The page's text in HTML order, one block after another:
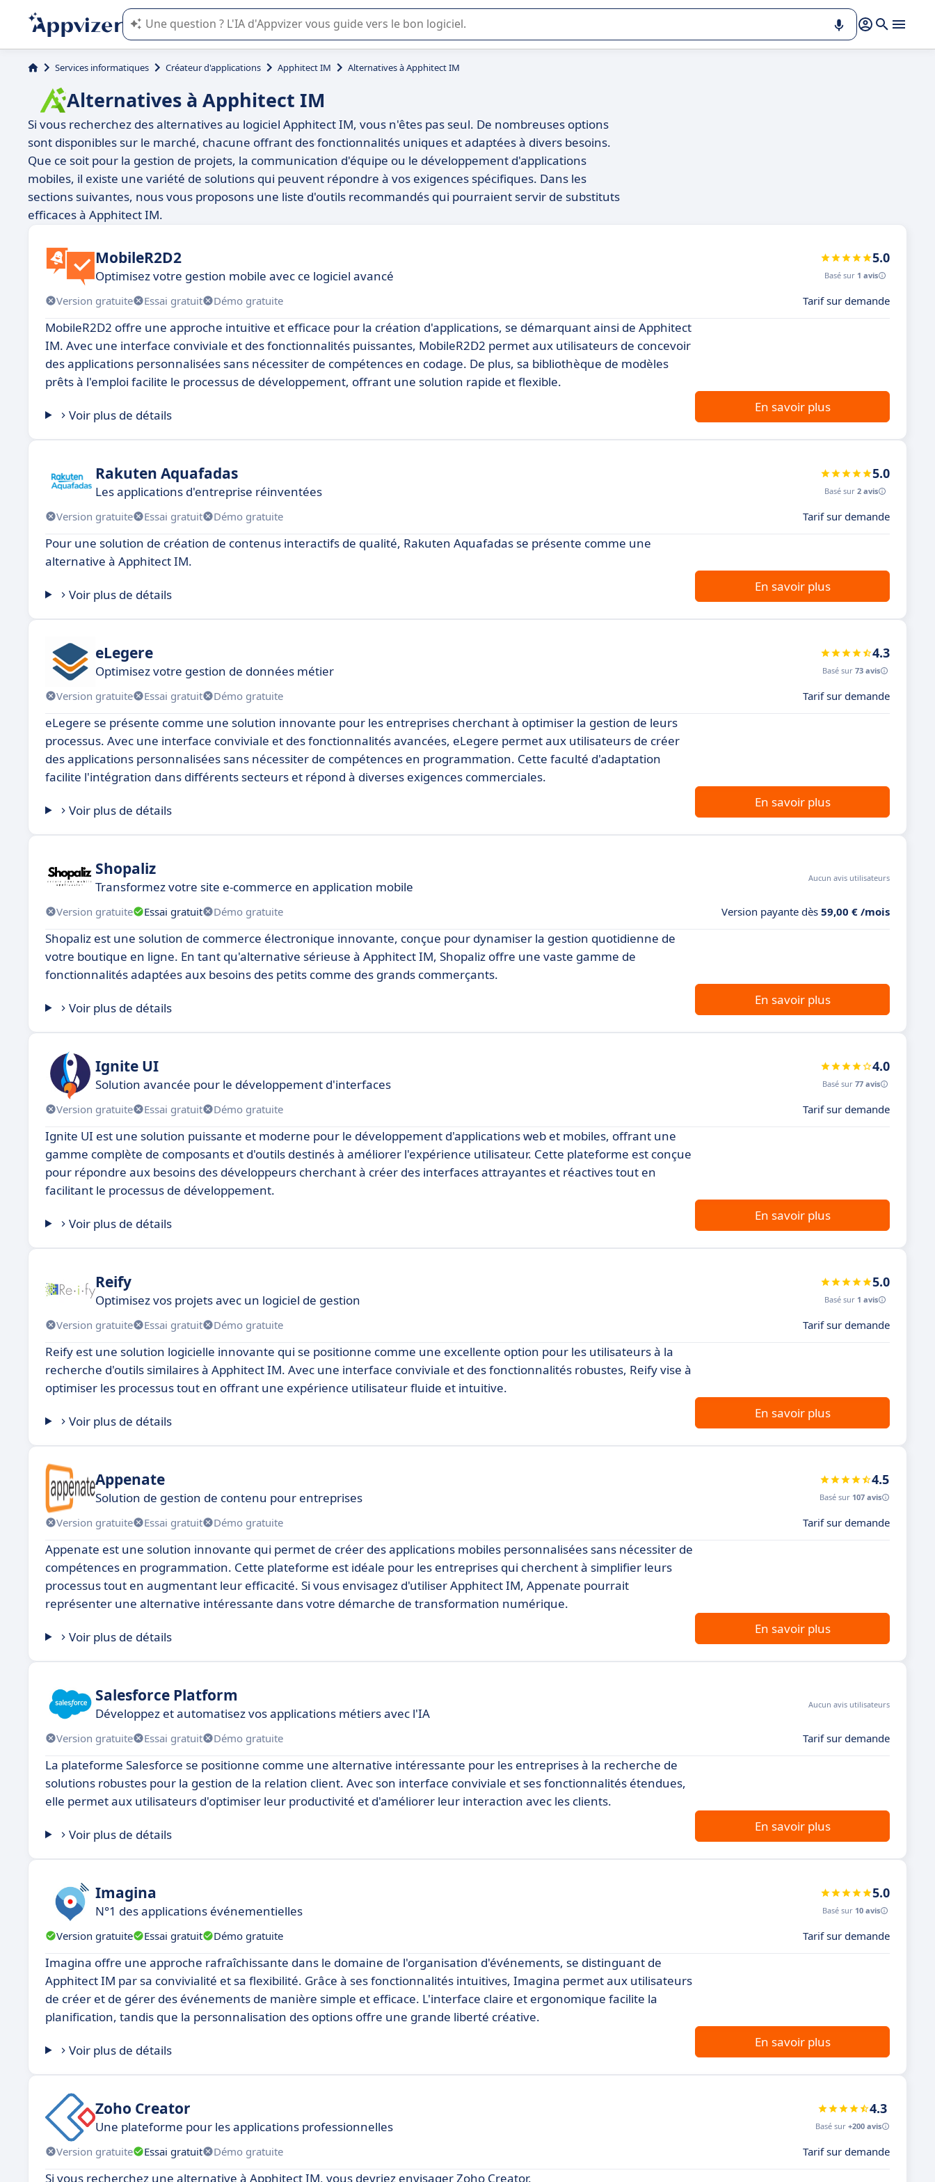
L'IA de Appvizer vous guide dans l'utilisation ou la sélection de logiciel SaaS en entreprise.
Services informatiques Créateur d'applications Apphitect IM Alternatives à Apphitect IM
Alternatives à Apphitect IM
Si vous recherchez des alternatives au logiciel Apphitect IM, vous n'êtes pas seul. De nombreuses options
sont disponibles sur le marché, chacune offrant des fonctionnalités uniques et adaptées à divers besoins.
Que ce soit pour la gestion de projets, la communication d'équipe ou le développement d'applications
mobiles, il existe une variété de solutions qui peuvent répondre à vos exigences spécifiques. Dans les
sections suivantes, nous vous proposons une liste d'outils recommandés qui pourraient servir de substituts
efficaces à Apphitect IM.
MobileR2D2
Optimisez votre gestion mobile avec ce logiciel avancé
5.0
Basé sur 1 avis
Version gratuite Essai gratuit Démo gratuite Tarif sur demande
MobileR2D2 offre une approche intuitive et efficace pour la création d'applications, se démarquant ainsi de Apphitect
IM. Avec une interface conviviale et des fonctionnalités puissantes, MobileR2D2 permet aux utilisateurs de concevoir
des applications personnalisées sans nécessiter de compétences en codage. De plus, sa bibliothèque de modèles
prêts à l'emploi facilite le processus de développement, offrant une solution rapide et flexible.
Voir plus de détails
En savoir plus
Rakuten Aquafadas
Les applications d'entreprise réinventées
5.0
Basé sur 2 avis
Version gratuite Essai gratuit Démo gratuite Tarif sur demande
Pour une solution de création de contenus interactifs de qualité, Rakuten Aquafadas se présente comme une
alternative à Apphitect IM.
Voir plus de détails
En savoir plus
eLegere
Optimisez votre gestion de données métier
4.3
Basé sur 73 avis
Version gratuite Essai gratuit Démo gratuite Tarif sur demande
eLegere se présente comme une solution innovante pour les entreprises cherchant à optimiser la gestion de leurs
processus. Avec une interface conviviale et des fonctionnalités avancées, eLegere permet aux utilisateurs de créer
des applications personnalisées sans nécessiter de compétences en programmation. Cette faculté d'adaptation
facilite l'intégration dans différents secteurs et répond à diverses exigences commerciales.
Voir plus de détails
En savoir plus
Shopaliz
Transformez votre site e-commerce en application mobile
Aucun avis utilisateurs
Version gratuite Essai gratuit Démo gratuite Version payante dès 59,00 € /mois
Shopaliz est une solution de commerce électronique innovante, conçue pour dynamiser la gestion quotidienne de
votre boutique en ligne. En tant qu'alternative sérieuse à Apphitect IM, Shopaliz offre une vaste gamme de
fonctionnalités adaptées aux besoins des petits comme des grands commerçants.
Voir plus de détails
En savoir plus
Ignite UI
Solution avancée pour le développement d'interfaces
4.0
Basé sur 77 avis
Version gratuite Essai gratuit Démo gratuite Tarif sur demande
Ignite UI est une solution puissante et moderne pour le développement d'applications web et mobiles, offrant une
gamme complète de composants et d'outils destinés à améliorer l'expérience utilisateur. Cette plateforme est conçue
pour répondre aux besoins des développeurs cherchant à créer des interfaces attrayantes et réactives tout en
facilitant le processus de développement.
Voir plus de détails
En savoir plus
Reify
Optimisez vos projets avec un logiciel de gestion
5.0
Basé sur 1 avis
Version gratuite Essai gratuit Démo gratuite Tarif sur demande
Reify est une solution logicielle innovante qui se positionne comme une excellente option pour les utilisateurs à la
recherche d'outils similaires à Apphitect IM. Avec une interface conviviale et des fonctionnalités robustes, Reify vise à
optimiser les processus tout en offrant une expérience utilisateur fluide et intuitive.
Voir plus de détails
En savoir plus
Appenate
Solution de gestion de contenu pour entreprises
4.5
Basé sur 107 avis
Version gratuite Essai gratuit Démo gratuite Tarif sur demande
Appenate est une solution innovante qui permet de créer des applications mobiles personnalisées sans nécessiter de
compétences en programmation. Cette plateforme est idéale pour les entreprises qui cherchent à simplifier leurs
processus tout en augmentant leur efficacité. Si vous envisagez d'utiliser Apphitect IM, Appenate pourrait
représenter une alternative intéressante dans votre démarche de transformation numérique.
Voir plus de détails
En savoir plus
Salesforce Platform
Développez et automatisez vos applications métiers avec l'IA
Aucun avis utilisateurs
Version gratuite Essai gratuit Démo gratuite Tarif sur demande
La plateforme Salesforce se positionne comme une alternative intéressante pour les entreprises à la recherche de
solutions robustes pour la gestion de la relation client. Avec son interface conviviale et ses fonctionnalités étendues,
elle permet aux utilisateurs d'optimiser leur productivité et d'améliorer leur interaction avec les clients.
Voir plus de détails
En savoir plus
Imagina
N°1 des applications événementielles
5.0
Basé sur 10 avis
Version gratuite Essai gratuit Démo gratuite Tarif sur demande
Imagina offre une approche rafraîchissante dans le domaine de l'organisation d'événements, se distinguant de
Apphitect IM par sa convivialité et sa flexibilité. Grâce à ses fonctionnalités intuitives, Imagina permet aux utilisateurs
de créer et de gérer des événements de manière simple et efficace. L'interface claire et ergonomique facilite la
planification, tandis que la personnalisation des options offre une grande liberté créative.
Voir plus de détails
En savoir plus
Zoho Creator
Une plateforme pour les applications professionnelles
4.3
Basé sur +200 avis
Version gratuite Essai gratuit Démo gratuite Tarif sur demande
Si vous recherchez une alternative à Apphitect IM, vous devriez envisager Zoho Creator.